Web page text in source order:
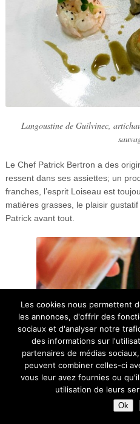
Langoustine de Guilvinec,
Le Chef Patrick Bertron a des
ressent dans ses assiettes; un
franches, l’esprit Loiseau est
matières grasses, le plaisir
Patrick avant tout.
Les cookies nous permettent
les annonces, d'offrir des
sociaux et d'analyser notre
des informations sur
partenaires de médias
peuvent combiner celles-ci
vous leur avez fournies ou
utilisation de leurs
Ok